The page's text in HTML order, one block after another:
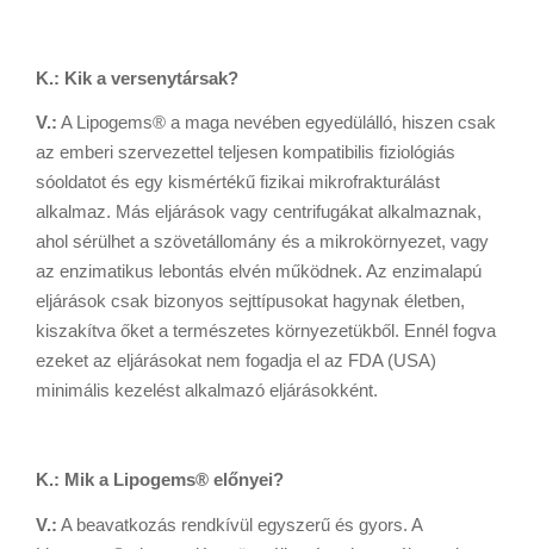
K.: Kik a versenytársak?
V.: A Lipogems® a maga nevében egyedülálló, hiszen csak
az emberi szervezettel teljesen kompatibilis fiziológiás
sóoldatot és egy kismértékű fizikai mikrofrakturálást
alkalmaz. Más eljárások vagy centrifugákat alkalmaznak,
ahol sérülhet a szövetállomány és a mikrokörnyezet, vagy
az enzimatikus lebontás elvén működnek. Az enzimalapú
eljárások csak bizonyos sejttípusokat hagynak életben,
kiszakítva őket a természetes környezetükből. Ennél fogva
ezeket az eljárásokat nem fogadja el az FDA (USA)
minimális kezelést alkalmazó eljárásokként.
K.: Mik a Lipogems® előnyei?
V.: A beavatkozás rendkívül egyszerű és gyors. A